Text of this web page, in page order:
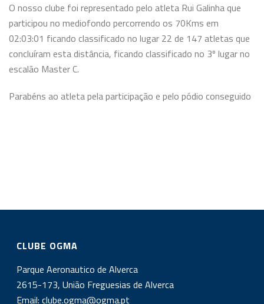
O nosso clube foi representado pelo atleta Rui Galinha que
participou no mediofondo percorrendo os 70Kms em
02:03:01 ficando classificado no lugar 22 de 147 atletas que
concluíram esta distância, ficando classificado no 3º lugar no
escalão Master C.
Parabéns ao atleta pela participação e pelo pódio conseguido
CLUBE OGMA
Parque Aeronautico de Alverca
2615-173, União Freguesias de Alverca
Email:clube.ogma@ogma.pt